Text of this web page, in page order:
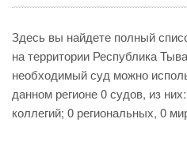
Здесь вы найдете полный
на территории Республика
необходимый суд можно
данном регионе 0 судов, из
коллегий; 0 региональных, 0